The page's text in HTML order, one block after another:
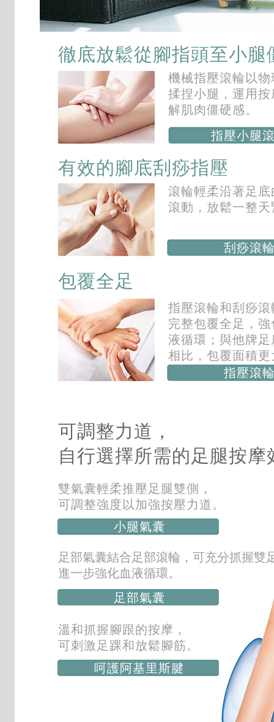
徹底放鬆從腳指頭至小腿
機械指壓滾輪以
揉捏小腿，運用
解肌肉僵硬感。
指壓小腿
有效的腳底刮痧指壓
滾輪輕柔沿著足
滾動，放鬆一整
刮痧滾
包覆全足
指壓滾輪和刮痧
完整包覆全足，
液循環；與他牌
相比，包覆面積更
指壓滾
可調整力道，
自行選擇所需的足腿按摩
雙氣囊輕柔推壓足腿雙側，
可調整強度以加強按壓力道。
小腿氣囊
足部氣囊結合足部滾輪，可充分抓握雙
進一步強化血液循環。
足部氣囊
溫和抓握腳跟的按摩，
可刺激足踝和放鬆腳筋。
呵護阿基里斯腱